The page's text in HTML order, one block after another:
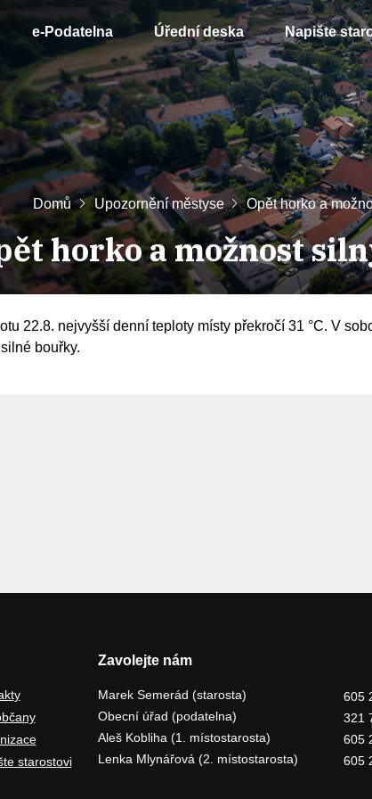
e-Podatelna Úřední deska Napište
Domů Upozornění městyse Opět horko a
horko a možnost
22.8. nejvyšší denní teploty místy překročí 31 °C. V
bouřky.
starostovi
Zavolejte nám
Marek Semerád (starosta)
605
Obecní úřad (podatelna)
321
Aleš Kobliha (1. místostarosta)
605
Lenka Mlynářová (2. místostarosta)
605